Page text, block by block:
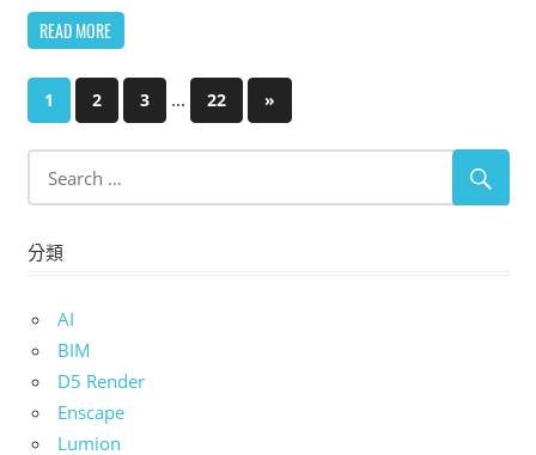
READ MORE
文
章
分
頁
1 2 3 ... 22
Next
Posts
»
分類
AI
BIM
D5 Render
Enscape
Lumion